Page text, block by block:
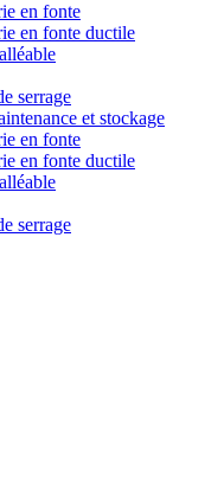
en fonte
en fonte ductile
serrage
et stockage
en fonte
en fonte ductile
serrage